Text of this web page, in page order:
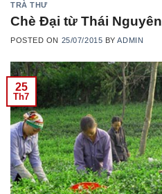
TRÀ THƯ
Chè Đại từ Thái Nguyên
POSTED ON 25/07/2015 BYADMIN
25
Th7